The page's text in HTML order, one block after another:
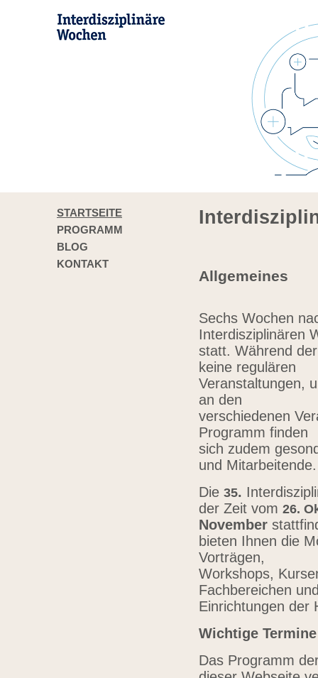
STARTSEITE
PROGRAMM
BLOG
KONTAKT
Allgemeines
Sechs Wochen
Interdisziplinären
statt. Während
keine regulären
Veranstaltungen,
an den
verschiedenen
Programm finden
sich zudem
und
Die 35.
der Zeit vom 26.
November
bieten Ihnen die
Vorträgen,
Workshops,
Fachbereichen
Einrichtungen der
Wichtige Termine
Das Programm